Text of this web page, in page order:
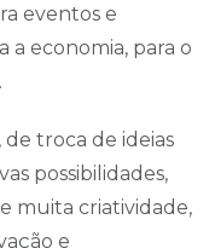
eventos e
a economia, para o
troca de ideias
possibilidades,
muita criatividade,
e